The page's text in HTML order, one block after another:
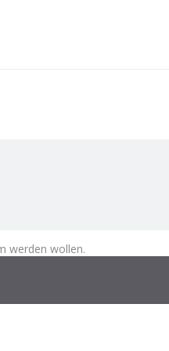
werden wollen.